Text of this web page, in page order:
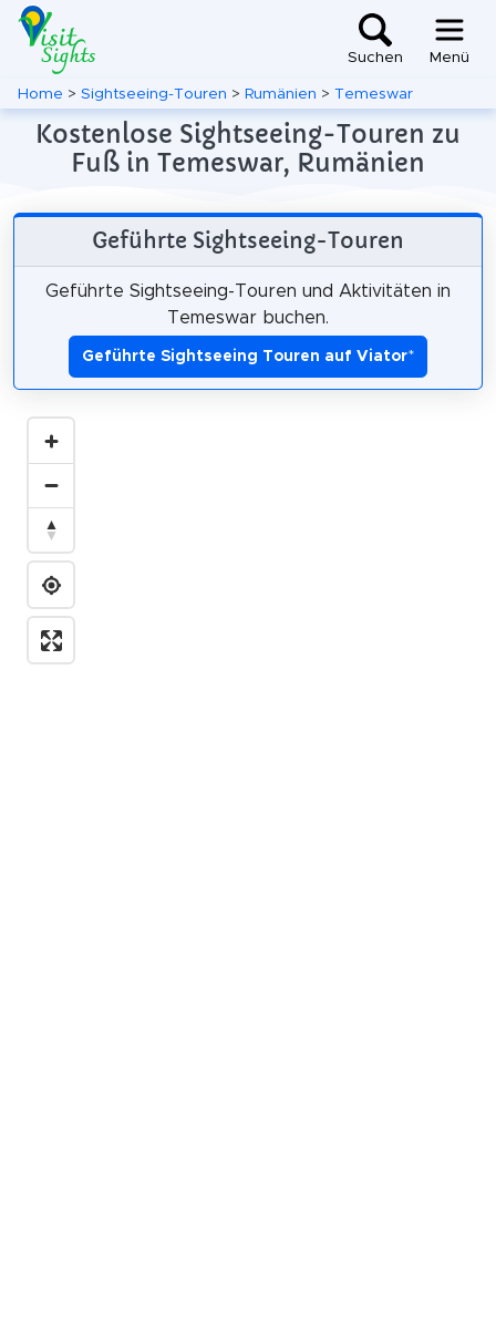
Suchen Menü
Home > Sightseeing-Touren > Rumänien > Temeswar
Kostenlose Sightseeing-Touren zu
Fuß in Temeswar, Rumänien
Geführte Sightseeing-Touren
Geführte Sightseeing-Touren und Aktivitäten in
Temeswar buchen.
Geführte Sightseeing Touren auf Viator*